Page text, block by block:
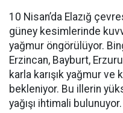
10 Nisan’da Elazığ
güney kesimlerinde
yağmur öngörülüyor.
Erzincan, Bayburt,
karla karışık yağmur ve
bekleniyor. Bu illerin
yağışı ihtimali bulunuyor.